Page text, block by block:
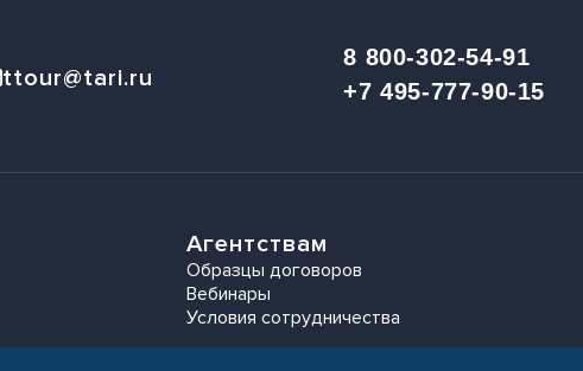
ttour@tari.ru
8 800-302-54-91
+7 495-777-90-15
Агентствам
Образцы договоров
Вебинары
Условия сотрудничества